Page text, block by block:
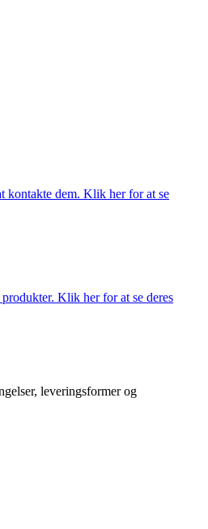
kontakte dem. Klik her for at se
Klik her for at se deres
leveringsformer og